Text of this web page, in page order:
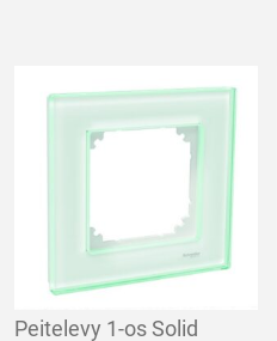
Peitelevy 1-os Solid